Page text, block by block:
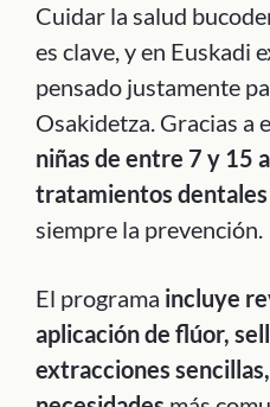
Cuidar la salud
es clave, y en Euskadi
pensado justamente
Osakidetza. Gracias a
niñas de entre 7 y 15
tratamientos
siempre la prevención.
El programa incluye
aplicación de flúor,
extracciones